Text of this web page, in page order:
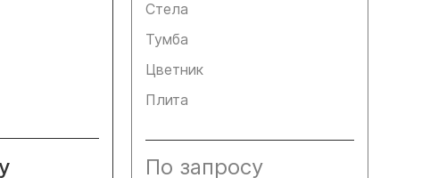
Стела
Тумба
Цветник
Плита
По запросу